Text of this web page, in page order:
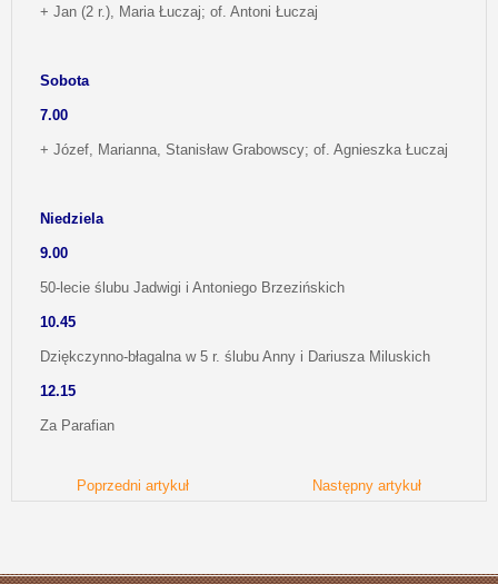
+ Jan (2 r.), Maria Łuczaj; of. Antoni Łuczaj
Sobota
7.00
+ Józef, Marianna, Stanisław Grabowscy; of. Agnieszka Łuczaj
Niedziela
9.00
50-lecie ślubu Jadwigi i Antoniego Brzezińskich
10.45
Dziękczynno-błagalna w 5 r. ślubu Anny i Dariusza Miluskich
12.15
Za Parafian
Poprzedni artykuł Następny artykuł